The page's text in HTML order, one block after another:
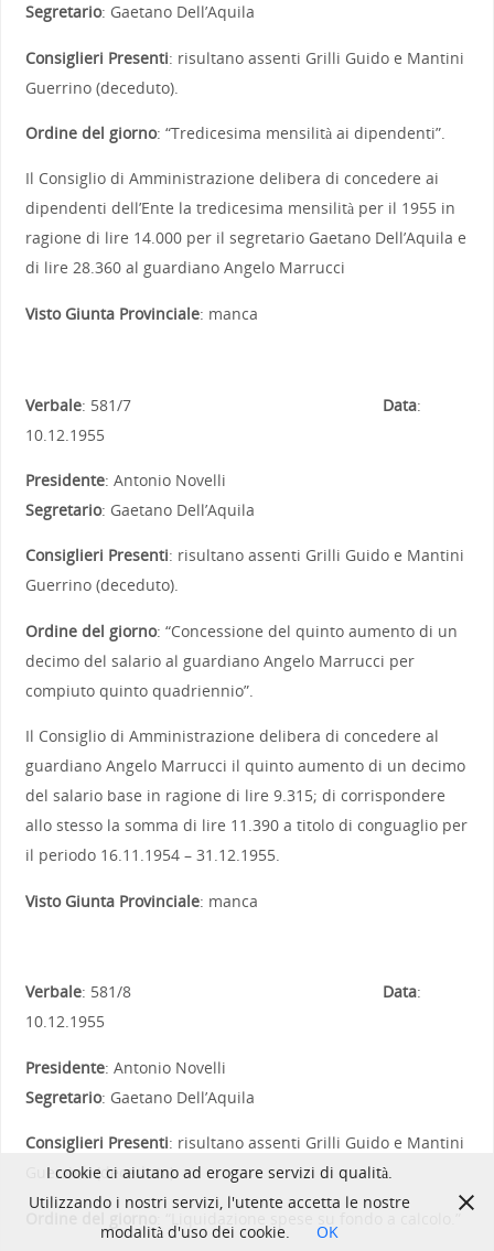
Segretario: Gaetano Dell’Aquila
Consiglieri Presenti: risultano assenti Grilli Guido e Mantini
Guerrino (deceduto).
Ordine del giorno: “Tredicesima mensilità ai dipendenti”.
Il Consiglio di Amministrazione delibera di concedere ai
dipendenti dell’Ente la tredicesima mensilità per il 1955 in
ragione di lire 14.000 per il segretario Gaetano Dell’Aquila e
di lire 28.360 al guardiano Angelo Marrucci
Visto Giunta Provinciale: manca
Verbale: 581/7 Data:
10.12.1955
Presidente: Antonio Novelli
Segretario: Gaetano Dell’Aquila
Consiglieri Presenti: risultano assenti Grilli Guido e Mantini
Guerrino (deceduto).
Ordine del giorno: “Concessione del quinto aumento di un
decimo del salario al guardiano Angelo Marrucci per
compiuto quinto quadriennio”.
Il Consiglio di Amministrazione delibera di concedere al
guardiano Angelo Marrucci il quinto aumento di un decimo
del salario base in ragione di lire 9.315; di corrispondere
allo stesso la somma di lire 11.390 a titolo di conguaglio per
il periodo 16.11.1954 – 31.12.1955.
Visto Giunta Provinciale: manca
Verbale: 581/8 Data:
10.12.1955
Presidente: Antonio Novelli
Segretario: Gaetano Dell’Aquila
Consiglieri Presenti: risultano assenti Grilli Guido e Mantini
Guerrino (deceduto).
I cookie ci aiutano ad erogare servizi di qualità.
Utilizzando i nostri servizi, l'utente accetta le nostre
modalità d'uso dei cookie.
OK